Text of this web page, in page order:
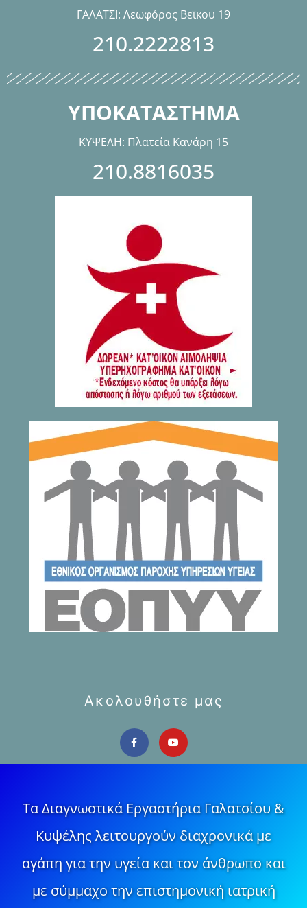
ΓΑΛΑΤΣΙ: Λεωφόρος Βεϊκου 19
210.2222813
ΥΠΟΚΑΤΑΣΤΗΜΑ
ΚΥΨΕΛΗ: Πλατεία Κανάρη 15
210.8816035
Ακολουθήστε μας
Τα Διαγνωστικά Εργαστήρια Γαλατσίου &
Κυψέλης λειτουργούν διαχρονικά με
αγάπη για την υγεία και τον άνθρωπο και
με σύμμαχο την επιστημονική ιατρική